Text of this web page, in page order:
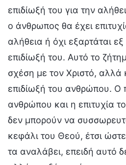
επιδίωξή του για την
ο άνθρωπος θα έχει
αλήθεια ή όχι εξαρτάται
επιδίωξή του. Αυτό το
σχέση με τον Χριστό, αλλά
επιδίωξή του ανθρώπου. Ο
ανθρώπου και η επιτυχία
δεν μπορούν να
κεφάλι του Θεού, έτσι
τα αναλάβει, επειδή αυτό